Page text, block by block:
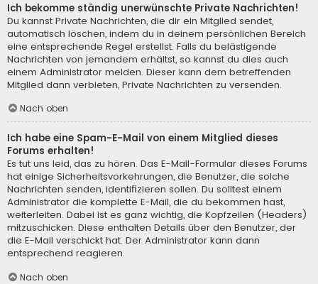
Ich bekomme ständig unerwünschte Private Nachrichten!
Du kannst Private Nachrichten, die dir ein Mitglied sendet,
automatisch löschen, indem du in deinem persönlichen Bereich
eine entsprechende Regel erstellst. Falls du belästigende
Nachrichten von jemandem erhältst, so kannst du dies auch
einem Administrator melden. Dieser kann dem betreffenden
Mitglied dann verbieten, Private Nachrichten zu versenden.
Nach oben
Ich habe eine Spam-E-Mail von einem Mitglied dieses
Forums erhalten!
Es tut uns leid, das zu hören. Das E-Mail-Formular dieses Forums
hat einige Sicherheitsvorkehrungen, die Benutzer, die solche
Nachrichten senden, identifizieren sollen. Du solltest einem
Administrator die komplette E-Mail, die du bekommen hast,
weiterleiten. Dabei ist es ganz wichtig, die Kopfzeilen (Headers)
mitzuschicken. Diese enthalten Details über den Benutzer, der
die E-Mail verschickt hat. Der Administrator kann dann
entsprechend reagieren.
Nach oben